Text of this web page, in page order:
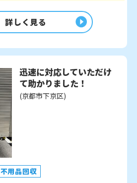
詳しく見る
迅速に対応していただけ
て助かりました！
(京都市下京区)
不用品回収